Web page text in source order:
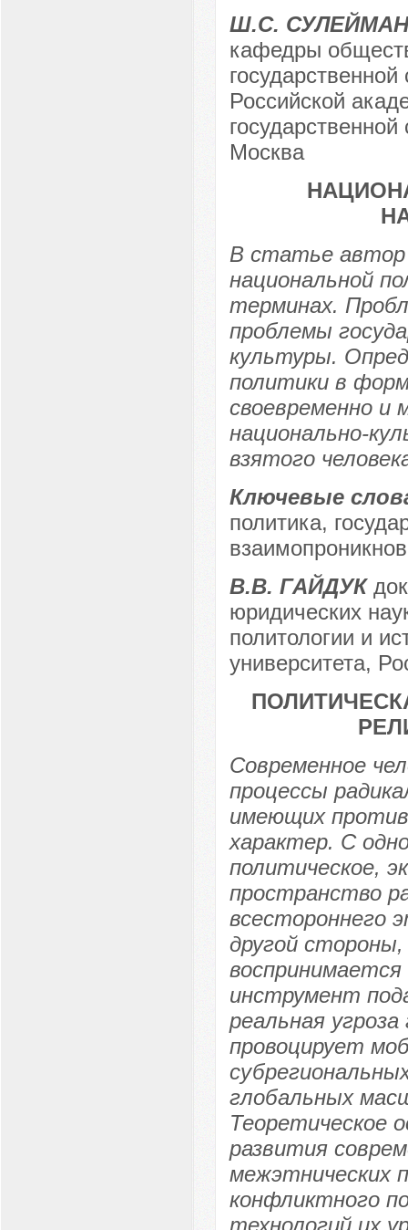
Ш.С.
кафедры
Российской
Москва
В статье автор
национальной
терминах.
проблемы
культуры.
политики в
своевременно и
национально-
взятого
Ключевые
политика,
В.В. ГАЙДУК
юридических
политологии и
университета,
Современное
процессы
имеющих
характер. С
политическое,
пространство
всестороннего
другой
инструмент
реальная
провоцирует
глобальных
Теоретическое
развития
межэтнических
конфликтного